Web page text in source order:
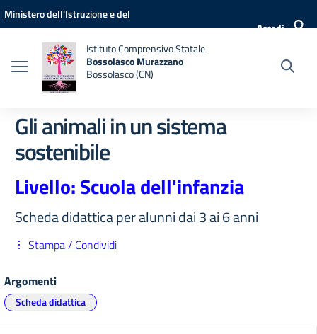
Vai ai contenuti
Vai al menu di navigazione
Vai al footer
Ministero dell'Istruzione e del
Accedi
Istituto Comprensivo Statale
Bossolasco Murazzano
Bossolasco (CN)
Gli animali in un sistema
sostenibile
Livello: Scuola dell'infanzia
Scheda didattica per alunni dai 3 ai 6 anni
Stampa / Condividi
Argomenti
Scheda didattica